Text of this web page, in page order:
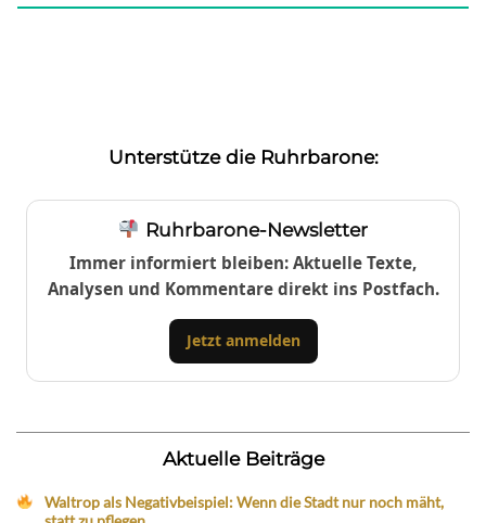
Unterstütze die Ruhrbarone:
Ruhrbarone-Newsletter
Immer informiert bleiben: Aktuelle Texte,
Analysen und Kommentare direkt ins Postfach.
Jetzt anmelden
Aktuelle Beiträge
Waltrop als Negativbeispiel: Wenn die Stadt nur noch mäht,